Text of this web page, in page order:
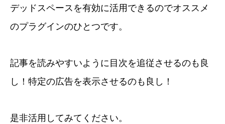
デッドスペースを有効に活用できるのでオススメ
のプラグインのひとつです。
記事を読みやすいように目次を追従させるのも良
し！特定の広告を表示させるのも良し！
是非活用してみてください。